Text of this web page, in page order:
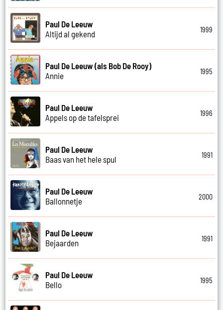
Paul De Leeuw
Altijd al gekend
1999
Paul De Leeuw (als Bob De Rooy)
Annie
1995
Paul De Leeuw
Appels op de tafelsprei
1996
Paul De Leeuw
Baas van het hele spul
1991
Paul De Leeuw
Ballonnetje
2000
Paul De Leeuw
Bejaarden
1991
Paul De Leeuw
Bello
1995